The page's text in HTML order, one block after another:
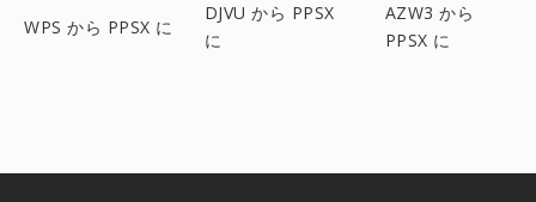
WPS から PPSX に
DJVU から PPSX
に
AZW3 から
PPSX に